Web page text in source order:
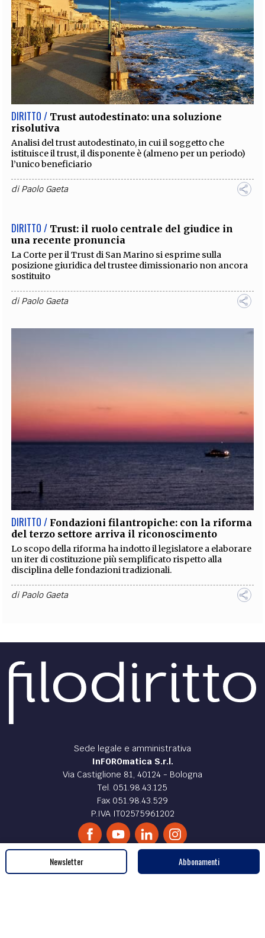
DIRITTO / Trust autodestinato: una soluzione
risolutiva
Analisi del trust autodestinato, in cui il soggetto che
istituisce il trust, il disponente è (almeno per un periodo)
l’unico beneficiario
diPaolo Gaeta
Trust: il ruolo centrale del giudice in
una recente pronuncia
La Corte per il Trust di San Marino si esprime sulla
posizione giuridica del trustee dimissionario non ancora
sostituito
di Paolo Gaeta
DIRITTO /
Fondazioni filantropiche: con la riforma
disciplina delle fondazioni tradizionali.
Paolo Gaeta
Newsletter Abbonamenti